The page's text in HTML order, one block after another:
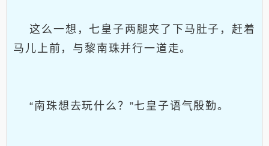
这么一想，七皇子两腿夹了下马肚子，赶着
马儿上前，与黎南珠并行一道走。
“南珠想去玩什么？”七皇子语气殷勤。